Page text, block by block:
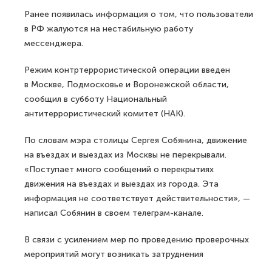
Ранее появилась информация о том, что пользователи
в РФ жалуются на нестабильную работу
мессенджера.
Режим контртеррористической операции введен
в Москве, Подмосковье и Воронежской области,
сообщил в субботу Национальный
антитеррористический комитет (НАК).
По словам мэра столицы Сергея Собянина, движение
на въездах и выездах из Москвы не перекрывали.
«Поступает много сообщений о перекрытиях
движения на въездах и выездах из города. Эта
информация не соответствует действительности», —
написал Собянин в своем телеграм-канале.
В связи с усилением мер по проведению проверочных
мероприятий могут возникать затруднения